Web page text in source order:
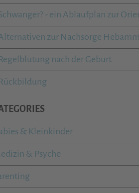
- ein Ablaufplan zur
zur Nachsorge
nach der Geburt
& Kleinkinder
& Psyche